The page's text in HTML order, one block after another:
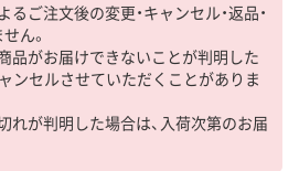
るご注文後の変更・キャンセル・返品・
ん。
品がお届けできないことが判明した
ンセルさせていただくことがありま
れが判明した場合は、入荷次第のお届